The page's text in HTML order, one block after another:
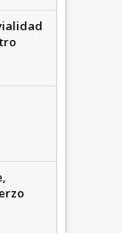
21